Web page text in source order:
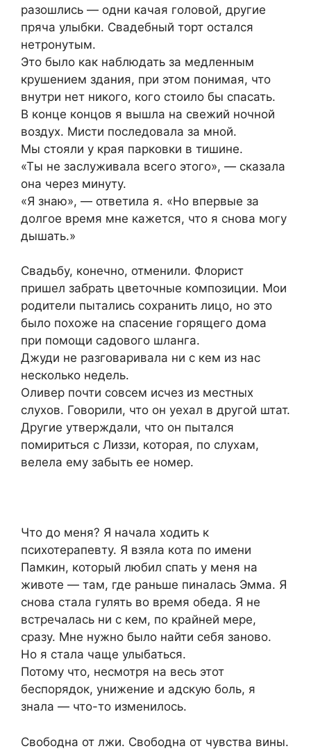
разошлись — одни качая головой, другие
пряча улыбки. Свадебный торт остался
нетронутым.
Это было как наблюдать за медленным
крушением здания, при этом понимая, что
внутри нет никого, кого стоило бы спасать.
В конце концов я вышла на свежий ночной
воздух. Мисти последовала за мной.
Мы стояли у края парковки в тишине.
«Ты не заслуживала всего этого», — сказала
она через минуту.
«Я знаю», — ответила я. «Но впервые за
долгое время мне кажется, что я снова могу
дышать.»
Свадьбу, конечно, отменили. Флорист
пришел забрать цветочные композиции. Мои
родители пытались сохранить лицо, но это
было похоже на спасение горящего дома
при помощи садового шланга.
Джуди не разговаривала ни с кем из нас
несколько недель.
Оливер почти совсем исчез из местных
слухов. Говорили, что он уехал в другой штат.
Другие утверждали, что он пытался
помириться с Лиззи, которая, по слухам,
велела ему забыть ее номер.
Что до меня? Я начала ходить к
психотерапевту. Я взяла кота по имени
Памкин, который любил спать у меня на
животе — там, где раньше пиналась Эмма. Я
снова стала гулять во время обеда. Я не
встречалась ни с кем, по крайней мере,
сразу. Мне нужно было найти себя заново.
Но я стала чаще улыбаться.
Потому что, несмотря на весь этот
беспорядок, унижение и адскую боль, я
знала — что-то изменилось.
Свободна от лжи. Свободна от чувства вины.